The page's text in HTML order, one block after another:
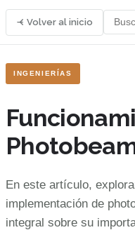
Volver al inicio
INGENIERÍAS
En este artículo,
implementación de
integral sobre su